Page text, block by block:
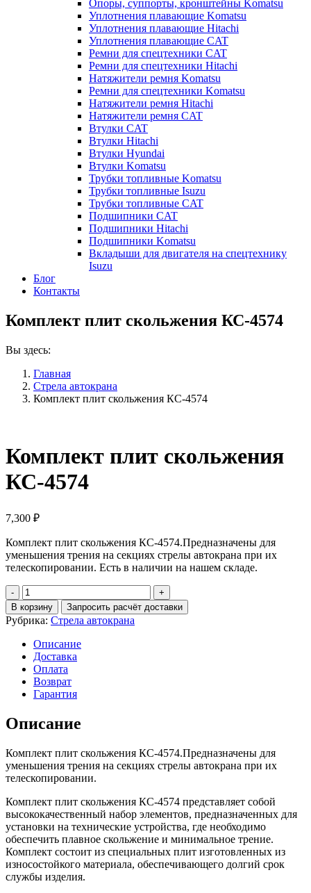
Опоры, суппорты, кронштейны Komatsu
Уплотнения плавающие Komatsu
Уплотнения плавающие Hitachi
Уплотнения плавающие CAT
Ремни для спецтехники CAT
Ремни для спецтехники Hitachi
Натяжители ремня Komatsu
Ремни для спецтехники Komatsu
Натяжители ремня Hitachi
Натяжители ремня CAT
Втулки CAT
Втулки Hitachi
Втулки Hyundai
Втулки Komatsu
Трубки топливные Komatsu
Трубки топливные Isuzu
Трубки топливные CAT
Подшипники CAT
Подшипники Hitachi
Подшипники Komatsu
Вкладыши для двигателя на спецтехнику
Isuzu
Блог
Контакты
Комплект плит скольжения КС-4574
Вы здесь:
Главная
Стрела автокрана
Комплект плит скольжения КС-4574
Комплект плит скольжения
КС-4574
7,300 ₽
Комплект плит скольжения КС-4574.Предназначены для
уменьшения трения на секциях стрелы автокрана при их
телескопировании. Есть в наличии на нашем складе.
Количество
Комплект
плит
скольжения
КС-4574
В корзину Запросить расчёт доставки
Рубрика: Стрела автокрана
Описание
Доставка
Оплата
Возврат
Гарантия
Описание
Комплект плит скольжения КС-4574.Предназначены для
уменьшения трения на секциях стрелы автокрана при их
телескопировании.
Комплект плит скольжения КС-4574 представляет собой
высококачественный набор элементов, предназначенных для
установки на технические устройства, где необходимо
обеспечить плавное скольжение и минимальное трение.
Комплект состоит из специальных плит изготовленных из
износостойкого материала, обеспечивающего долгий срок
службы изделия.